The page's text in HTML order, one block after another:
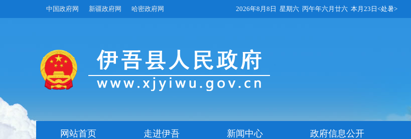
中国政府网 新疆政府网 哈密政府网 2026年8月8日 星期六 丙午年六月廿六 本月23日<处暑>
网站首页 走进伊吾 新闻中心 政府信息公开